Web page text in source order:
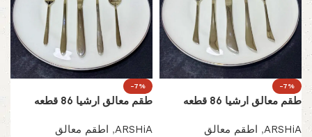
-7%
طقم معالق ارشيا 86 قطعه
ARSHiA
, اطقم معالق
-7%
طقم معالق ارشيا 86 قطعه
ARSHiA
, اطقم معالق